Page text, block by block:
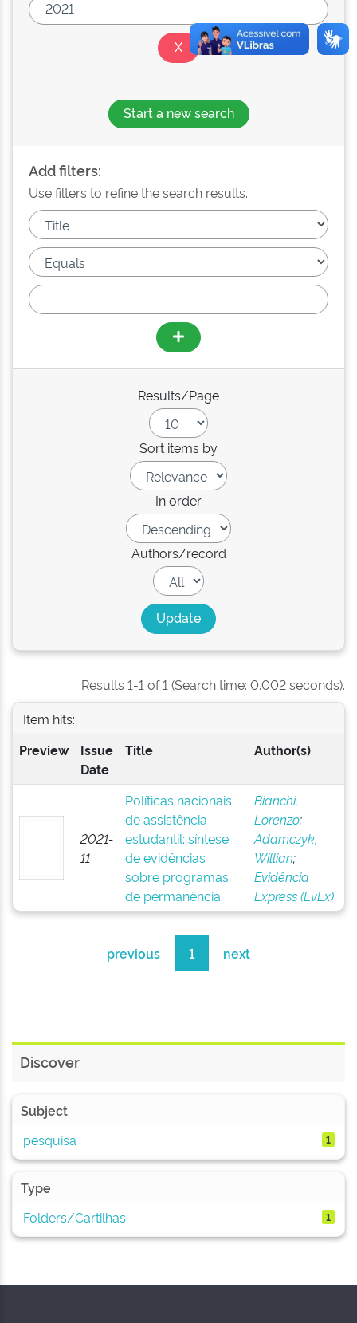
Start a new search
Add filters:
Use filters to refine the search results.
Results/Page
Sort items by
In order
Authors/record
Results 1-1 of 1 (Search time: 0.002 seconds).
Item hits:
Preview
Issue
Date
Title Author(s)
2021-
11
Políticas nacionais
de assistência
estudantil: síntese
de evidências
sobre programas
de permanência
Bianchi,
Lorenzo;
Adamczyk,
Willian;
Evidência
Express (EvEx)
previous 1 next
Discover
Subject
pesquisa
1
Type
Folders/Cartilhas
1